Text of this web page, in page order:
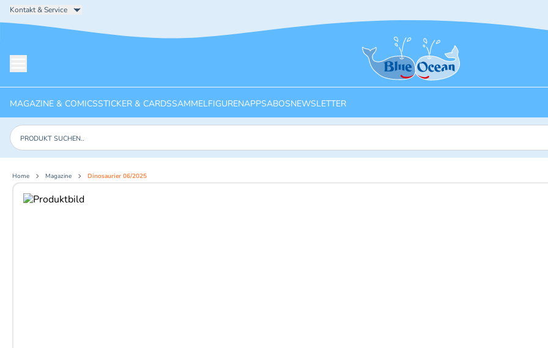
Kontakt & Service
Startseite
MAGAZINE & COMICSSTICKER & CARDSSAMMELFIGURENAPPSABOSNEWSLETTER
Produkte suchen
Home Magazine Dinosaurier 06/2025
Aktuelles Bild: 1 von 2